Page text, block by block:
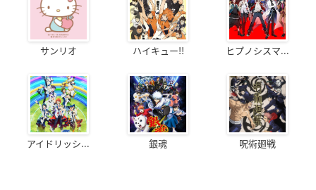
サンリオ ハイキュー!! ヒプノシスマ...
アイドリッシ... 銀魂 呪術廻戦